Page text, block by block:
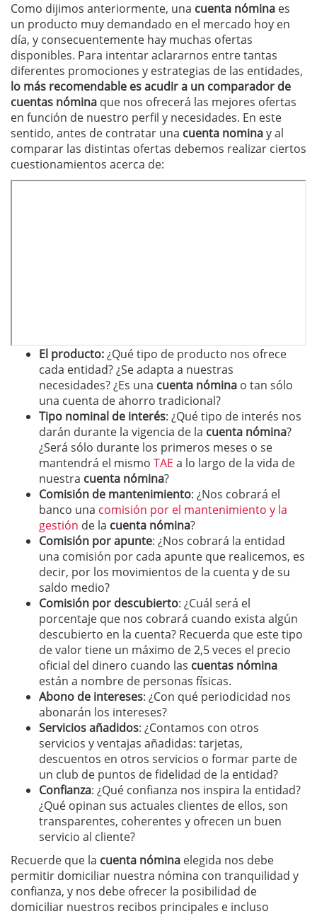
Como dijimos anteriormente, una cuenta nómina es
un producto muy demandado en el mercado hoy en
día, y consecuentemente hay muchas ofertas
disponibles. Para intentar aclararnos entre tantas
diferentes promociones y estrategias de las entidades,
lo más recomendable es acudir a un comparador de
cuentas nómina que nos ofrecerá las mejores ofertas
en función de nuestro perfil y necesidades. En este
sentido, antes de contratar una cuenta nominay al
comparar las distintas ofertas debemos realizar ciertos
cuestionamientos acerca de:
El producto:¿Qué tipo de producto nos ofrece
cada entidad? ¿Se adapta a nuestras
necesidades? ¿Es una cuenta nómina o tan sólo
una cuenta de ahorro tradicional?
Tipo nominal de interés: ¿Qué tipo de interés nos
darán durante la vigencia de la cuenta nómina?
¿Será sólo durante los primeros meses o se
mantendrá el mismo TAE a lo largo de la vida de
nuestra cuenta nómina?
Comisión de mantenimiento: ¿Nos cobrará el
banco una comisión por el mantenimiento y la
gestión de la cuenta nómina?
Comisión por apunte: ¿Nos cobrará la entidad
una comisión por cada apunte que realicemos, es
decir, por los movimientos de la cuenta y de su
saldo medio?
Comisión por descubierto: ¿Cuál será el
porcentaje que nos cobrará cuando exista algún
descubierto en la cuenta? Recuerda que este tipo
de valor tiene un máximo de 2,5 veces el precio
oficial del dinero cuando las cuentas nómina
están a nombre de personas físicas.
Abono de intereses: ¿Con qué periodicidad nos
abonarán los intereses?
Servicios añadidos: ¿Contamos con otros
servicios y ventajas añadidas: tarjetas,
descuentos en otros servicios o formar parte de
un club de puntos de fidelidad de la entidad?
Confianza: ¿Qué confianza nos inspira la entidad?
¿Qué opinan sus actuales clientes de ellos, son
transparentes, coherentes y ofrecen un buen
servicio al cliente?
Recuerde que la cuenta nómina elegida nos debe
permitir domiciliar nuestra nómina con tranquilidad y
confianza, y nos debe ofrecer la posibilidad de
domiciliar nuestros recibos principales e incluso